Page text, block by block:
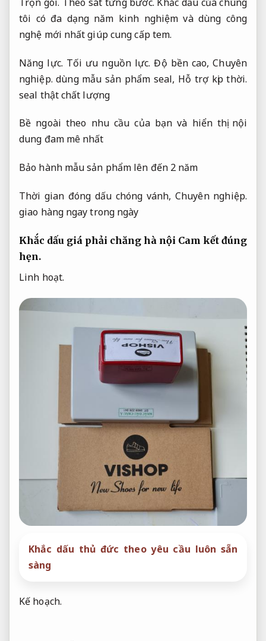
tôi có đa dạng năm kinh nghiệm và dùng công
nghệ mới nhất giúp cung cấp tem.
Năng lực. Tối ưu nguồn lực. Độ bền cao,Chuyên
nghiệp. dùng mẫu sản phẩm seal, Hỗ trợ kịp thời.
seal thật chất lượng
Bề ngoài theo nhu cầu của bạn và hiển thị nội
dung đam mê nhất
Bảo hành mẫu sản phẩm lên đến 2 năm
Thời gian đóng dấu chóng vánh,Chuyên nghiệp.
giao hàng ngay trong ngày
Khắc dấu giá phải chăng hà nội Cam kết đúng
hẹn.
Linh hoạt.
Khắc dấu thủ đức theo yêu cầu luôn sẵn
sàng
Kế hoạch.